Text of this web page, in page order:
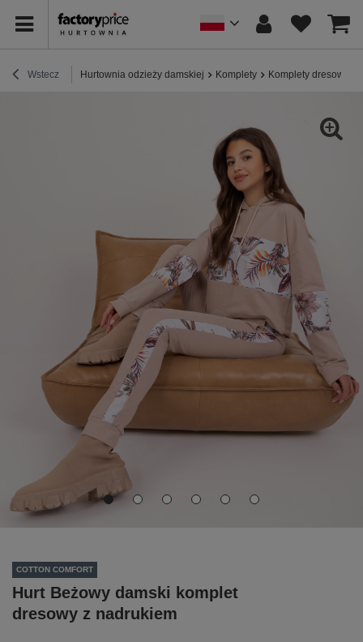
Wstecz Hurtownia odzieży damskiej Komplety Komplety dresowe
COTTON COMFORT
Hurt Beżowy damski komplet
dresowy z nadrukiem